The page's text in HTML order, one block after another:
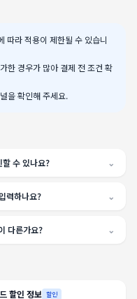
따라 적용이 제한될 수 있습니
한 경우가 많아 결제 전 조건 확
을 확인해 주세요.
수 있나요? ⌄
력하나요? ⌄
다른가요? ⌄
할인 정보 할인